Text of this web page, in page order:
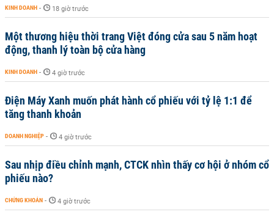
KINH DOANH - 18 giờ trước
Một thương hiệu thời trang Việt đóng cửa sau 5 năm hoạt
động, thanh lý toàn bộ cửa hàng
KINH DOANH - 4 giờ trước
Điện Máy Xanh muốn phát hành cổ phiếu với tỷ lệ 1:1 để
tăng thanh khoản
DOANH NGHIỆP - 4 giờ trước
Sau nhịp điều chỉnh mạnh, CTCK nhìn thấy cơ hội ở nhóm cổ
phiếu nào?
CHỨNG KHOÁN - 4 giờ trước